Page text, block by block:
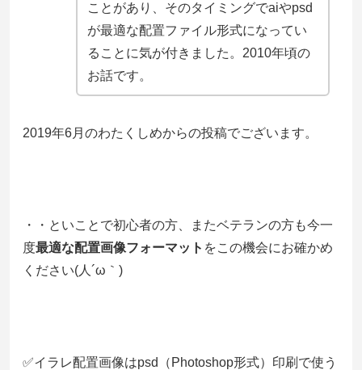
ことがあり、そのタイミングでaiやpsd
が最適な配置ファイル形式になってい
ることに気が付きました。2010年頃の
お話です。
2019年6月のわたくしめからの投稿でございます。
・・といことで初心者の方、またベテランの方も今一
度最適な配置画像フォーマット をこの機会にお確かめ
ください(人´ω｀)
✅イラレ配置画像はpsd（Photoshop形式）印刷で使う